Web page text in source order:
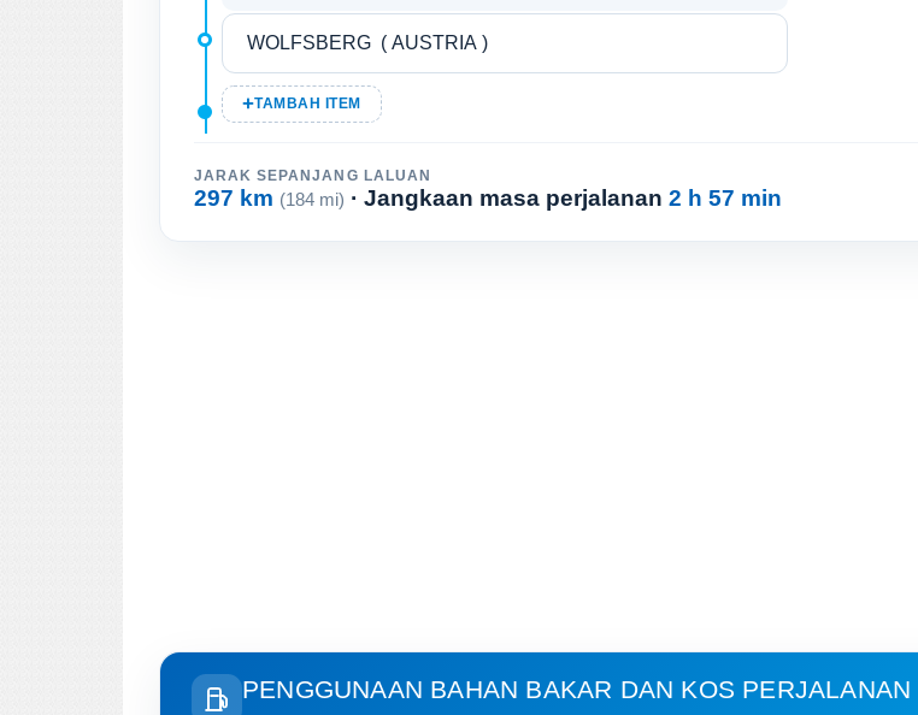
TAMBAH ITEM
JARAK SEPANJANG LALUAN
297 km (184 mi) · Jangkaan masa perjalanan 2 h 57 min
PENGGUNAAN BAHAN BAKAR DAN KOS PERJALANAN